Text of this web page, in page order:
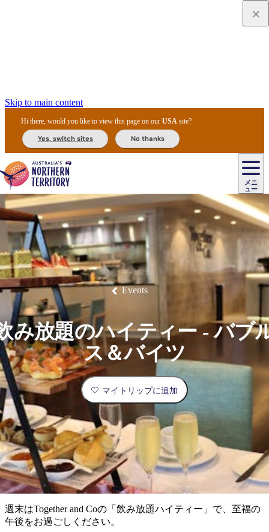
Skip to main content
Hi there, would you like to view this page on ourUSA site?
Yes, switch sites No thanks
メニ
ュー
メ
イ
ン
ナ
ビ
ゲ
ー
シ
ョ
エ
リ
ア
最
も
人
気
が
高
い
場
所
ア
ウ
ト
バ
ア
ー
ズ
ロ
ッ
ク
ダ
ー
ウ
ィ
ン
リ
ス
ス
プ
リ
ン
グ
ズ
カ
カ
ド
ゥ
国
立
公
園
チ
フ
ィ
ー
ル
ド
国
立
公
園
ワ
タ
ル
カ
国
立
公
園
テ
ィ
ウ
ィ
諸
島
ニ
ト
ミ
ル
ク
国
立
公
園
ル
/
デ
ビ
ル
ズ・
マ
ー
ブ
ル
ズ
保
ジ
ジ
ェ
ス
ト
マ
ク
ド
ネ
ル
国
立
体
験
旅
行
タ
イ
プ
現
住
民
文
化
体
験
ド
＆
ド
リ
ン
ク
ィ
バ
ル
と
イ
ベ
ン
ト
ア・
ア
ク
テ
ィ
ビ
テ
ィ
自
然
と
野
生
生
物
歴
史
と
伝
統
釣
り
グ
ジ
ュ
ア
リ
ー
な
体
験
キ
ャ
ン
ピ
ン
グ
&
グ
ラ
ン
ピ
旅
の
計
画
と
予
約
実
用
的
な
情
宿
泊
施
設
ド
同
行
ツ
ア
ー
通
機
関
＆
レ
ン
タ
ル
プ
ラ
ン
＆
オ
フ
ァ
ー
Events
み放題のハイティー - バブ
ス＆バイツ
マイトリップに追加
週末はTogether and Coの「飲み放題ハイティー」で、至福の
午後をお過ごしください。